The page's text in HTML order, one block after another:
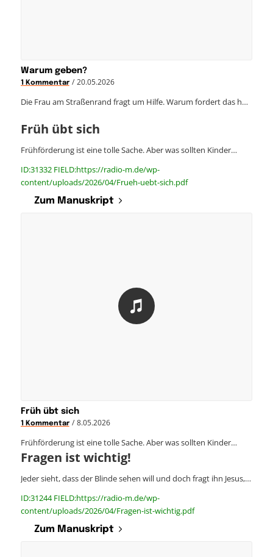
Warum geben?
1 Kommentar / 20.05.2026
Die Frau am Straßenrand fragt um Hilfe. Warum fordert das h…
Früh übt sich
Frühförderung ist eine tolle Sache. Aber was sollten Kinder…
ID:31332 FIELD:https://radio-m.de/wp-
content/uploads/2026/04/Frueh-uebt-sich.pdf
Zum Manuskript
Früh übt sich
1 Kommentar / 8.05.2026
Frühförderung ist eine tolle Sache. Aber was sollten Kinder…
Fragen ist wichtig!
Jeder sieht, dass der Blinde sehen will und doch fragt ihn Jesus,…
ID:31244 FIELD:https://radio-m.de/wp-
content/uploads/2026/04/Fragen-ist-wichtig.pdf
Zum Manuskript